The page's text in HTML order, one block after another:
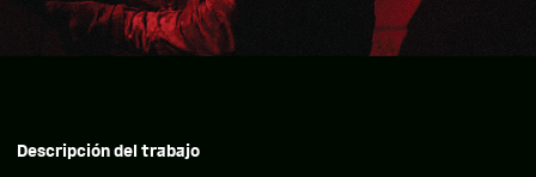
Descripción del trabajo